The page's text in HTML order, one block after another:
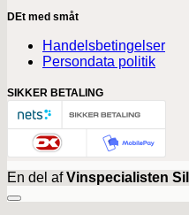
DEt med småt
Handelsbetingelser
Persondata politik
SIKKER BETALING
En del afVinspecialisten